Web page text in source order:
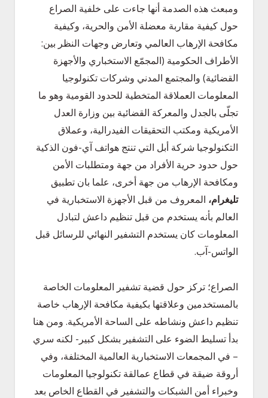
ومبعث هذه الصدمة أنها جاءت على خلفية الصراع
حول كيفية مقاربة معضلة الأمن والحرية، وكيفية
مكافحة الإرهاب العالمي وتعارض وجهات النظر بين:
الأطراف الحكومية (المجمّع الاستخباري والأجهزة
القضائية) والمجتمع المدني وشركات تكنولوجيا
المعلومات العملاقة المتخطية للحدود القومية وهو ما
تجلّى بالجدل والمعركة القضائية بين وزارة العدل
الأمريكية ومكتب التحقيقات الفيدرالية، وعملاق
التكنولوجيا شركة أبل التي تنتج هواتف آي-فون الذكية
حول حدود حرية الأفراد من جهة ومتطلبات الأمن
ومكافحة الإرهاب من جهة أخرى، علما بان تطبيق
تليغرام، المعروف من قبل الأجهزة الاستخبارية في
العالم بأنه يستخدم من قبل تنظيم داعش لتبادل
المعلومات كان يستخدم التشفير النهائي للرسائل قبل
الواتس-آب.
الصراع؛ تركز حول قضية تشفير المعلومات الخاصة
بالمستخدمين وعلاقتها بكيفية مكافحة الإرهاب خاصة
تنظيم داعش ونشاطه على الساحة الأمريكية. ومن هنا
بدأ تسليط الضوء على التشفير بشكل كبير- لكنه سري
– في المجمعات الاستخبارية العالمية المختلفة، وفي
أروقة ضيقة في قطاع عمالقة تكنولوجيا المعلومات
وخبراء أمن الشبكات والتشفير في القطاع الخاص بعد